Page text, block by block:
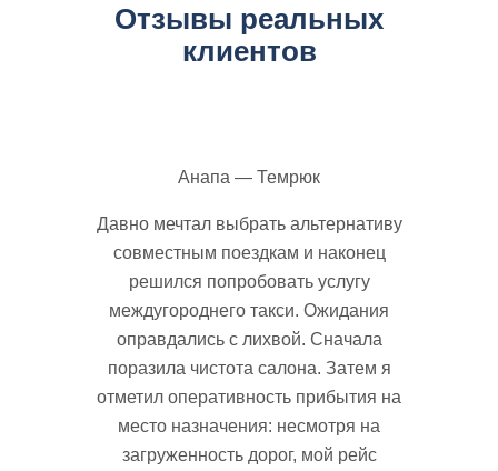
Отзывы реальных
клиентов
Анапа — Темрюк
Давно мечтал выбрать альтернативу
совместным поездкам и наконец
решился попробовать услугу
междугороднего такси. Ожидания
оправдались с лихвой. Сначала
поразила чистота салона. Затем я
отметил оперативность прибытия на
место назначения: несмотря на
загруженность дорог, мой рейс